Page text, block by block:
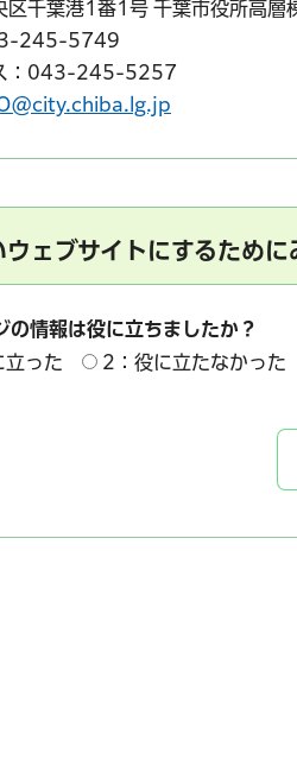
区千葉港1番1号 千葉市役所高層
245-5749
：043-245-5257
ウェブサイトにするため
の情報は役に立ちましたか？
立った
2：役に立たなかった